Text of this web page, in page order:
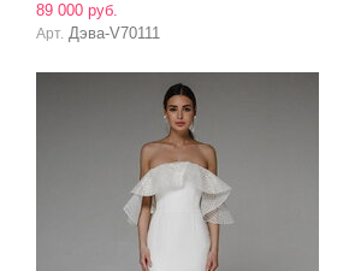
89 000 руб.
Арт. Дэва-V70111